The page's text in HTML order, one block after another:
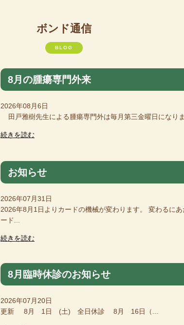
ボンド通信
BLOG
8月の腫瘍専門外来
2026年08月6日
田戸雅樹先生による腫瘍専門外は毎月第三金曜日になりま
続きを読む
お知らせ
2026年07月31日
2026年8月1日よりカードの機械が変わります。 変わるに
ード...
続きを読む
8月臨時休診のお知らせ
2026年07月20日
更新 8月 1日 (土) 全日休診 8月 16日（...